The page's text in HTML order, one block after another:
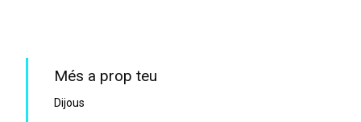
Més a prop teu
Dijous